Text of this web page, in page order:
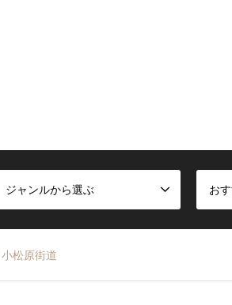
ジャンルから選ぶ お
松原街道